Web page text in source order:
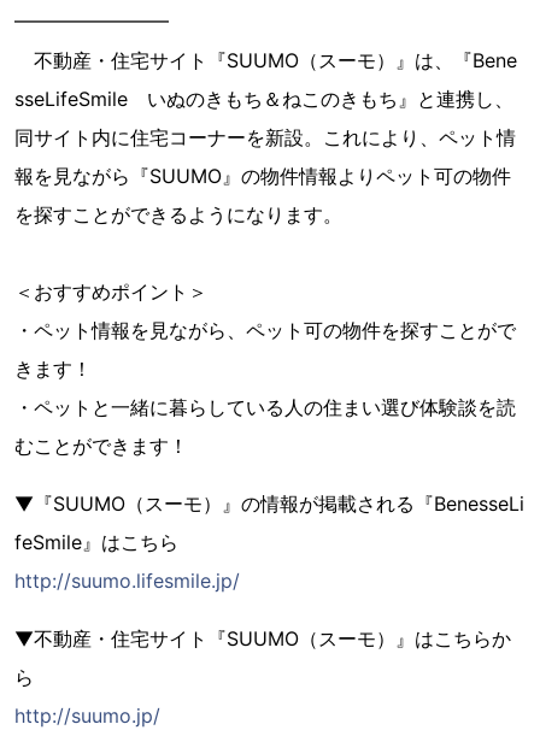
━━━━━━━━
不動産・住宅サイト『SUUMO（スーモ）』は、『Bene
sseLifeSmile いぬのきもち＆ねこのきもち』と連携し、
同サイト内に住宅コーナーを新設。これにより、ペット情
報を見ながら『SUUMO』の物件情報よりペット可の物件
を探すことができるようになります。
＜おすすめポイント＞
・ペット情報を見ながら、ペット可の物件を探すことがで
きます！
・ペットと一緒に暮らしている人の住まい選び体験談を読
むことができます！
▼『SUUMO（スーモ）』の情報が掲載される『BenesseLi
feSmile』はこちら
http://suumo.lifesmile.jp/
▼不動産・住宅サイト『SUUMO（スーモ）』はこちらか
ら
http://suumo.jp/